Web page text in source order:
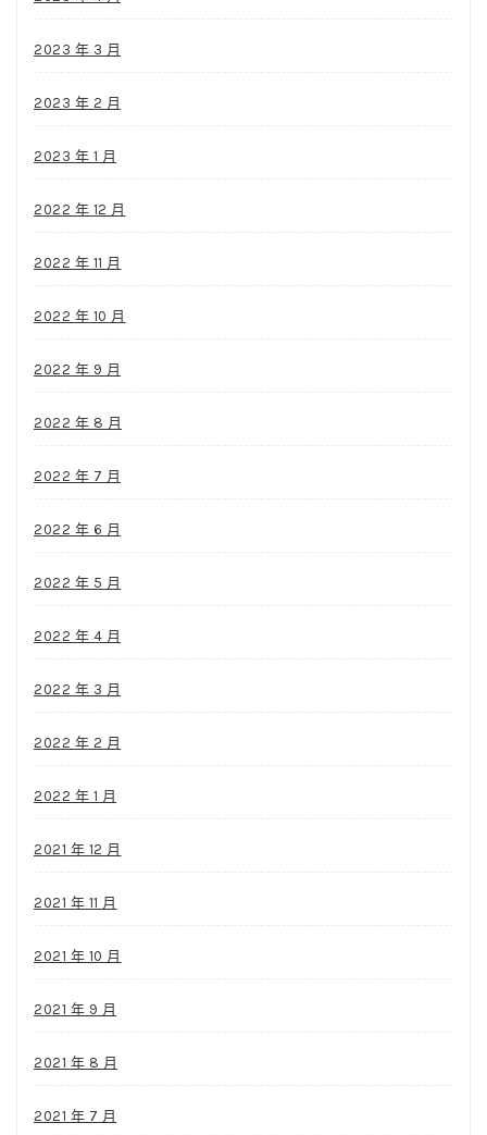
2023 年 3 月
2023 年 2 月
2023 年 1 月
2022 年 12 月
2022 年 11 月
2022 年 10 月
2022 年 9 月
2022 年 8 月
2022 年 7 月
2022 年 6 月
2022 年 5 月
2022 年 4 月
2022 年 3 月
2022 年 2 月
2022 年 1 月
2021 年 12 月
2021 年 11 月
2021 年 10 月
2021 年 9 月
2021 年 8 月
2021 年 7 月